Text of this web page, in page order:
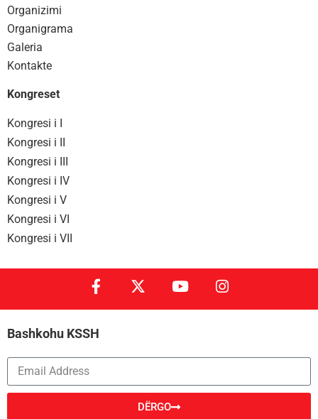
Organizimi
Organigrama
Galeria
Kontakte
Kongreset
Kongresi i I
Kongresi i II
Kongresi i III
Kongresi i IV
Kongresi i V
Kongresi i VI
Kongresi i VII
Bashkohu KSSH
DËRGO